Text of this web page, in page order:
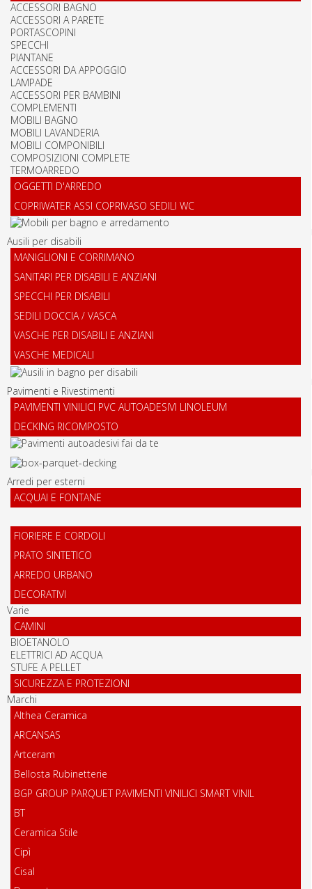
ACCESSORI BAGNO
ACCESSORI A PARETE
PORTASCOPINI
SPECCHI
PIANTANE
ACCESSORI DA APPOGGIO
LAMPADE
ACCESSORI PER BAMBINI
COMPLEMENTI
MOBILI BAGNO
MOBILI LAVANDERIA
MOBILI COMPONIBILI
COMPOSIZIONI COMPLETE
TERMOARREDO
OGGETTI D'ARREDO
COPRIWATER ASSI COPRIVASO SEDILI WC
Ausili per disabili
MANIGLIONI E CORRIMANO
SANITARI PER DISABILI E ANZIANI
SPECCHI PER DISABILI
SEDILI DOCCIA / VASCA
VASCHE PER DISABILI E ANZIANI
VASCHE MEDICALI
Pavimenti e Rivestimenti
PAVIMENTI VINILICI PVC AUTOADESIVI LINOLEUM
DECKING RICOMPOSTO
Arredi per esterni
ACQUAI E FONTANE
FIORIERE E CORDOLI
PRATO SINTETICO
ARREDO URBANO
DECORATIVI
Varie
CAMINI
BIOETANOLO
ELETTRICI AD ACQUA
STUFE A PELLET
SICUREZZA E PROTEZIONI
Marchi
Althea Ceramica
ARCANSAS
Artceram
Bellosta Rubinetterie
BGP GROUP PARQUET PAVIMENTI VINILICI SMART VINIL
BT
Ceramica Stile
Cipì
Cisal